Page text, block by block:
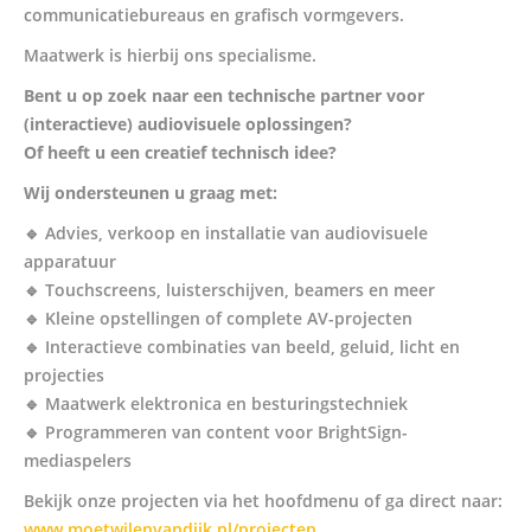
communicatiebureaus en grafisch vormgevers.
Maatwerk is hierbij ons specialisme.
Bent u op zoek naar een technische partner voor
(interactieve) audiovisuele oplossingen?
Of heeft u een creatief technisch idee?
Wij ondersteunen u graag met:
🔹 Advies, verkoop en installatie van audiovisuele
apparatuur
🔹 Touchscreens, luisterschijven, beamers en meer
🔹 Kleine opstellingen of complete AV-projecten
🔹 Interactieve combinaties van beeld, geluid, licht en
projecties
🔹 Maatwerk elektronica en besturingstechniek
🔹 Programmeren van content voor BrightSign-
mediaspelers
Bekijk onze projecten via het hoofdmenu of ga direct naar: